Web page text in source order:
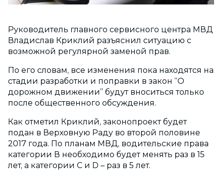
Руководитель главного сервисного центра МВД
Владислав Криклий разъяснил ситуацию с
возможной регулярной заменой прав.
По его словам, все изменения пока находятся на
стадии разработки и поправки в закон “О
дорожном движении” будут вноситься только
после общественного обсуждения.
Как отметил Криклий, законопроект будет
подан в Верховную Раду во второй половине
2017 года. По планам МВД, водительские права
категории В необходимо будет менять раз в 15
лет, а категории C и D – раз в 5 лет.